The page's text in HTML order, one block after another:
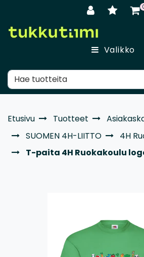
Valikko
Etusivu Tuotteet
SUOMEN 4H-LIITTO
4H
T-paita 4H Ruokakoulu